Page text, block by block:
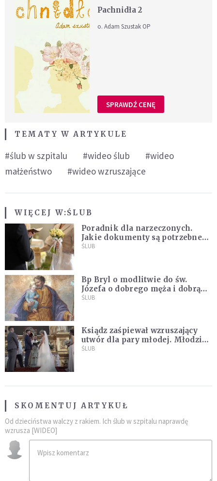
Pachnidła 2
o. Adam Szustak OP
SPRAWDŹ CENĘ
TEMATY W ARTYKULE
#ślub w szpitalu #wideo ślub
#wideo
małżeństwo
#wideo wzruszające
WIĘCEJ W:ŚLUB
Poradnik dla narzeczonych.
Jakie dokumenty są potrzebne
do ślubu konkordatowego?
ŚLUB
Bp Bryl o modlitwie do św.
Józefa o dobrego męża i dobrą
żonę: Nie bójmy się wołać do
ŚLUB
Ksiądz zaśpiewał wzruszający
utwór dla pary młodej. Młodzi
nie kryli wzruszenia [MUZYKA]
ŚLUB
SKOMENTUJ ARTYKUŁ
Od dzieciństwa walczy z rakiem. Ich ślub w szpitalu naprawdę
wzrusza [WIDEO]